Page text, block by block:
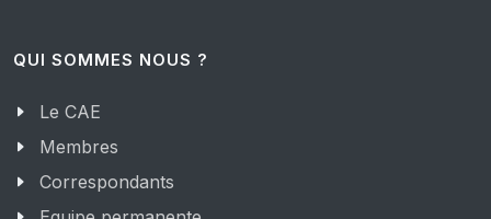
QUI SOMMES NOUS ?
Le CAE
Membres
Correspondants